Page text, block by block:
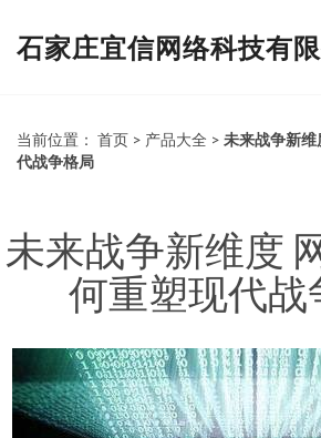
石家庄宜信网络科技有
当前位置： 首页 > 产品大全 > 未来战争新
代战争格局
未来战争新维度
何重塑现代战